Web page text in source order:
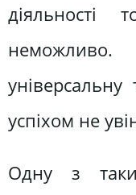
діяльності
універсальну
успіхом не
Одну з